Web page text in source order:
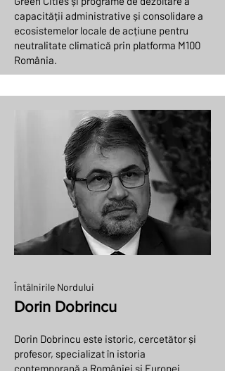
capacității administrative și consolidare a
ecosistemelor locale de acțiune pentru
neutralitate climatică prin platforma M100
România.
Întâlnirile Nordului
Dorin Dobrincu
Dorin Dobrincu este istoric, cercetător și
profesor, specializat în istoria
contemporană a României și Europei